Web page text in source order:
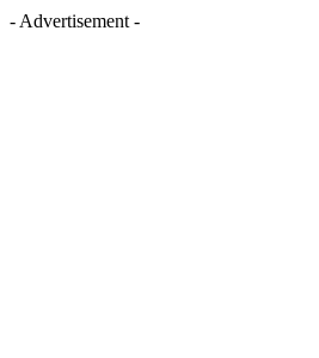
- Advertisement -